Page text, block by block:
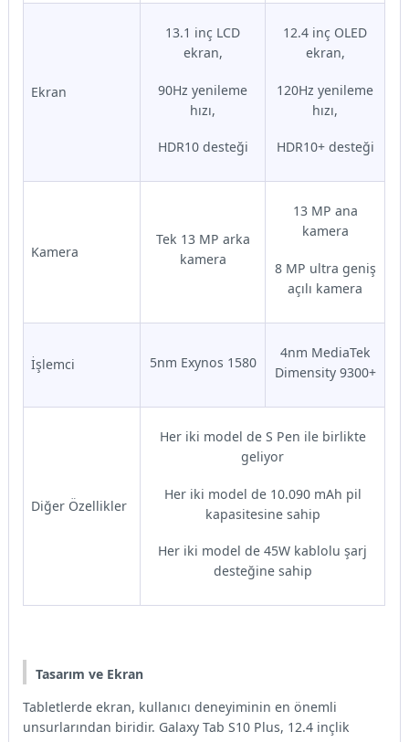
Ekran
13.1 inç LCD
ekran,
90Hz yenileme
hızı,
HDR10 desteği
12.4 inç OLED
ekran,
120Hz yenileme
hızı,
HDR10+ desteği
Kamera
Tek 13 MP arka
kamera
13 MP ana
kamera
8 MP ultra geniş
açılı kamera
İşlemci 5nm Exynos 1580
4nm MediaTek
Dimensity 9300+
Diğer Özellikler
Her iki model de S Pen ile birlikte
geliyor
Her iki model de 10.090 mAh pil
kapasitesine sahip
Her iki model de 45W kablolu şarj
desteğine sahip
Tasarım ve Ekran
Tabletlerde ekran, kullanıcı deneyiminin en önemli
unsurlarından biridir. Galaxy Tab S10 Plus, 12.4 inçlik